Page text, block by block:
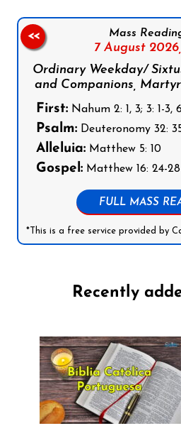
Mass
7 August 2026,
Ordinary Weekday/
and Companions,
First: Nahum 2: 1, 3; 3: 1-3,
Psalm: Deuteronomy 32:
Alleluia: Matthew 5: 10
Gospel: Matthew 16: 24-28
FULL MASS
*This is a free service provided by
<<
Recently